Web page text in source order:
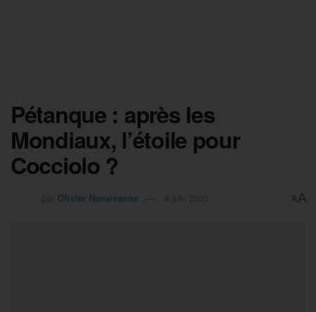
Pétanque : après les
Mondiaux, l’étoile pour
Cocciolo ?
Olivier Navarranne AA